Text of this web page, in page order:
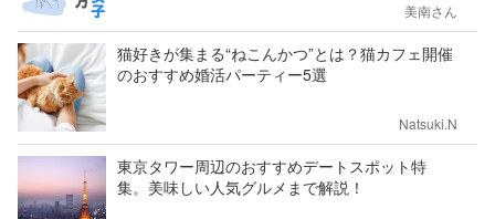
美南さん
猫好きが集まる“ねこんかつ”とは？猫カフェ開催
のおすすめ婚活パーティー5選
Natsuki.N
東京タワー周辺のおすすめデートスポット特
集。美味しい人気グルメまで解説！